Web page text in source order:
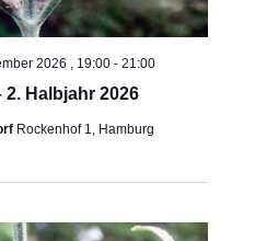
2. Halbjahr 2026
2026 , 19:00- 21:00
Rockenhof 1, Hamburg